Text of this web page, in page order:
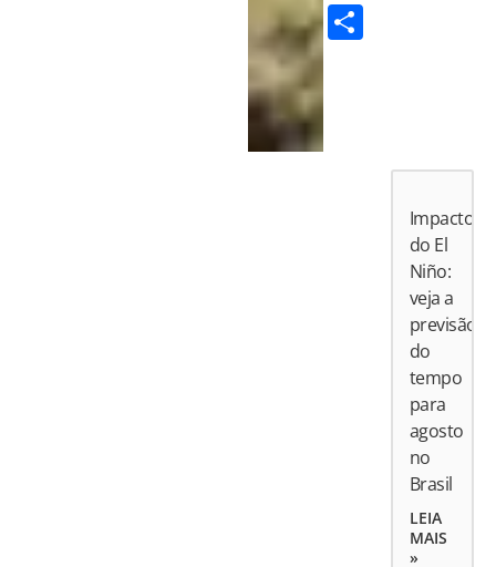
Impactos
do El
Niño:
veja a
previsão
do
tempo
para
agosto
no
Brasil
LEIA
MAIS
»